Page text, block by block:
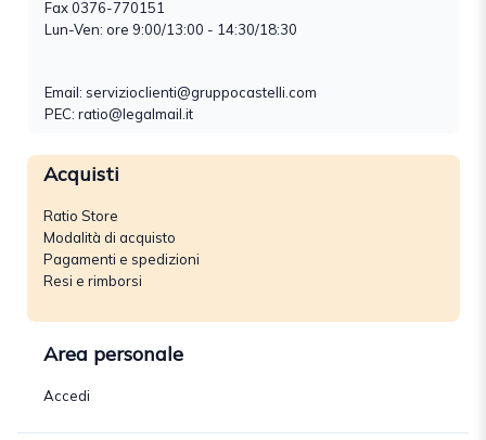
Fax 0376-770151
Lun-Ven: ore 9:00/13:00 - 14:30/18:30
Email: servizioclienti@gruppocastelli.com
PEC: ratio@legalmail.it
Acquisti
Ratio Store
Modalità di acquisto
Pagamenti e spedizioni
Resi e rimborsi
Area personale
Accedi